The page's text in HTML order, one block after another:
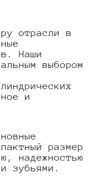
отрасли в
Наши
выбором
и
размер
надежностью
зубьями.